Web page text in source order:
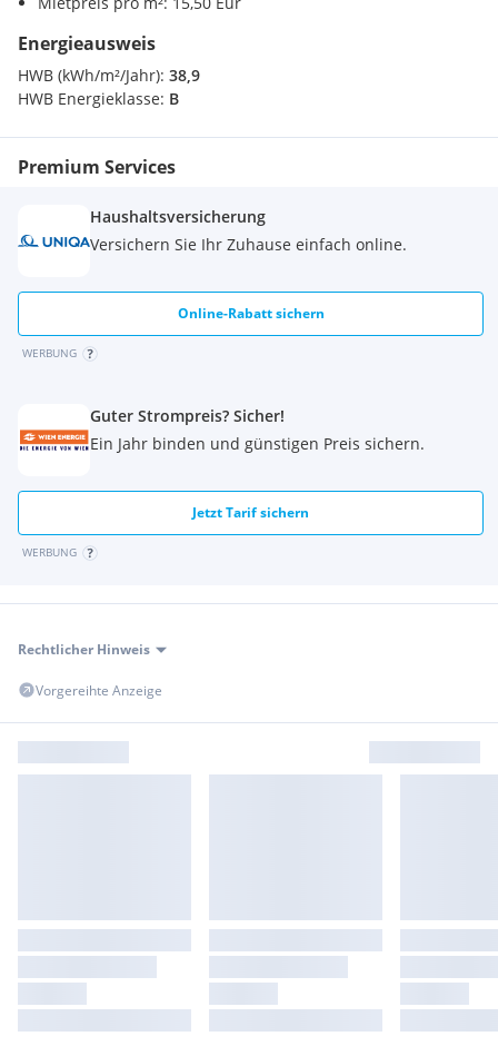
Energieausweis
HWB (kWh/m²/Jahr): 38,9
HWB Energieklasse: B
Premium Services
Haushaltsversicherung
Versichern Sie Ihr Zuhause einfach online.
Online-Rabatt sichern
WERBUNG
Guter Strompreis? Sicher!
Ein Jahr binden und günstigen Preis sichern.
Jetzt Tarif sichern
WERBUNG
Rechtlicher Hinweis
Vorgereihte Anzeige